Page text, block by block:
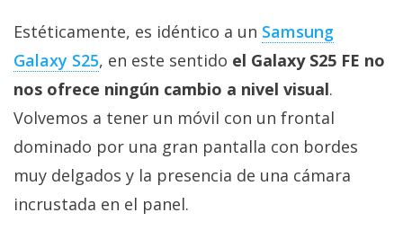
/
Sobre
nosotros
/
Publicidad
Cambiar
Estéticamente, es idéntico a un Samsung
Galaxy S25, en este sentido el Galaxy S25 FE no
nos ofrece ningún cambio a nivel visual.
Volvemos a tener un móvil con un frontal
dominado por una gran pantalla con bordes
muy delgados y la presencia de una cámara
incrustada en el panel.